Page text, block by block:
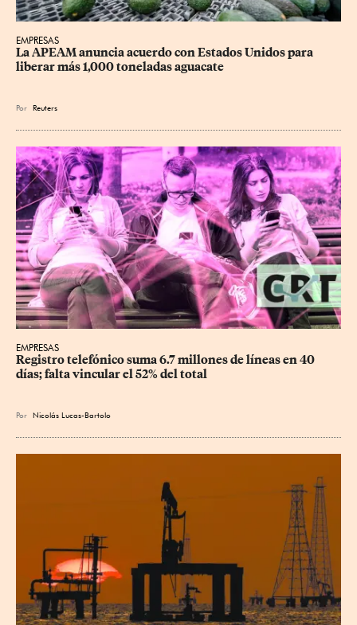
EMPRESAS
La APEAM anuncia acuerdo con Estados Unidos para
liberar más 1,000 toneladas aguacate
Por Reuters
EMPRESAS
Registro telefónico suma 6.7 millones de líneas en 40
días; falta vincular el 52% del total
Por Nicolás Lucas-Bartolo